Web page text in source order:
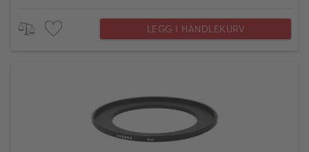
LEGG I HANDLEKURV